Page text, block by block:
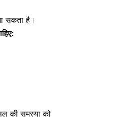
सकता है।
की समस्या को